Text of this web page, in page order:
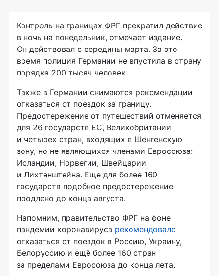
Контроль на границах ФРГ прекратил действие
в ночь на понедельник, отмечает издание.
Он действовал с середины марта. За это
время полиция Германии не впустила в страну
порядка 200 тысяч человек.
Также в Германии снимаются рекомендации
отказаться от поездок за границу.
Предостережение от путешествий отменяется
для 26 государств ЕС, Великобритании
и четырех стран, входящих в Шенгенскую
зону, но не являющихся членами Евросоюза:
Исландии, Норвегии, Швейцарии
и Лихтенштейна. Еще для более 160
государств подобное предостережение
продлено до конца августа.
Напомним, правительство ФРГ на фоне
пандемии коронавируса рекомендовало
отказаться от поездок в Россию, Украину,
Белоруссию и ещё более 160 стран
за пределами Евросоюза до конца лета.